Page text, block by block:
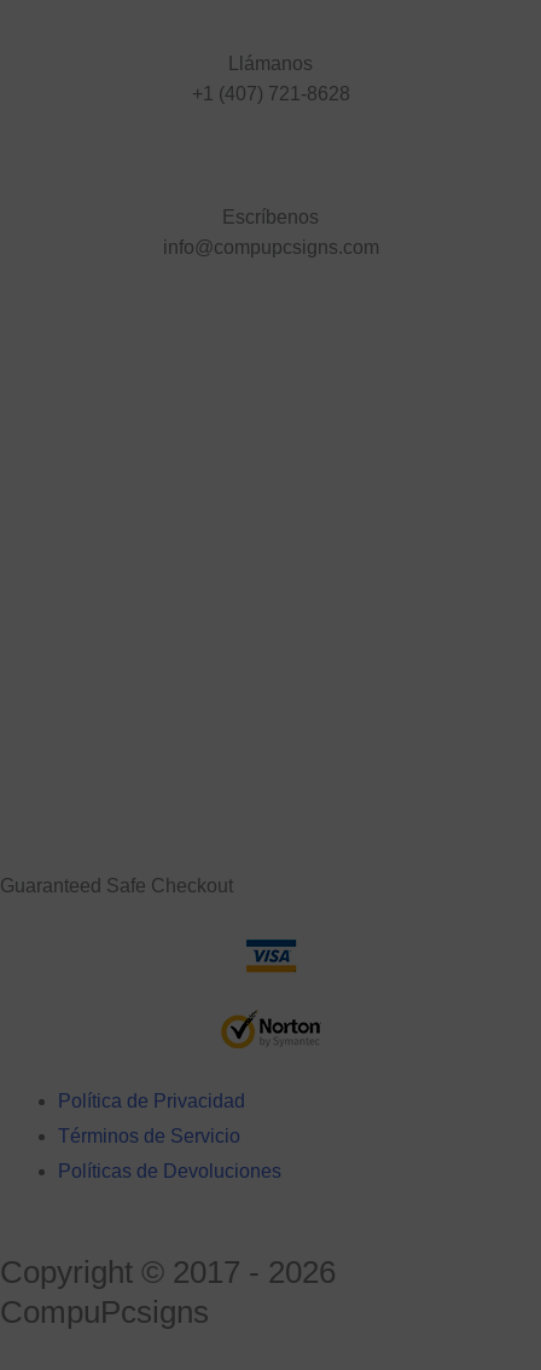
Llámanos
+1 (407) 721-8628
Escríbenos
info@compupcsigns.com
Guaranteed Safe Checkout
Política de Privacidad
Términos de Servicio
Políticas de Devoluciones
Copyright © 2017 - 2026
CompuPcsigns